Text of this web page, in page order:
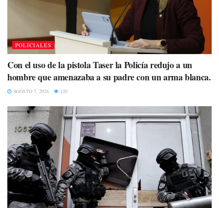
POLICIALES
Con el uso de la pistola Taser la Policía redujo a un
hombre que amenazaba a su padre con un arma blanca.
AGOSTO 7, 2026 120